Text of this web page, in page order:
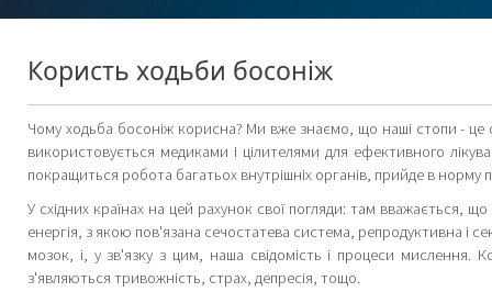
Користь ходьби босоніж
Чому ходьба босоніж корисна? Ми вже знаємо, що наші стопи - це
використовується медиками і цілителями для ефективного
покращиться робота багатьох внутрішніх органів, прийде в норму
У східних країнах на цей рахунок свої погляди: там вважається,
енергія, з якою пов'язана сечостатева система, репродуктивна і
мозок, і, у зв'язку з цим, наша свідомість і процеси
з'являються тривожність, страх, депресія, тощо.